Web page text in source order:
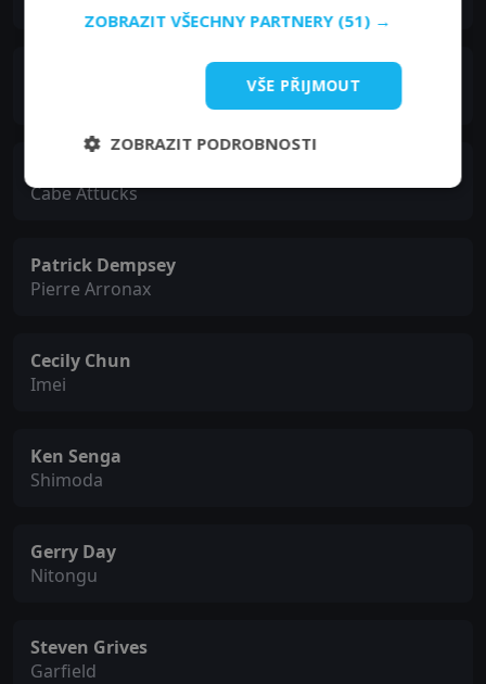
Cabe Attucks
Patrick Dempsey
Pierre Arronax
Cecily Chun
Imei
Ken Senga
Shimoda
Gerry Day
Nitongu
Steven Grives
Garfield
ZOBRAZIT VŠECHNY PARTNERY (51) →
VŠE PŘIJMOUT
ZOBRAZIT PODROBNOSTI